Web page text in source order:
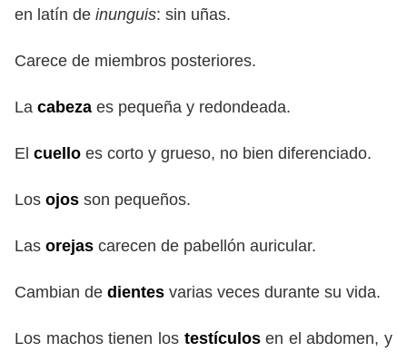
en latín de inunguis: sin uñas.
Carece de miembros posteriores.
La cabeza es pequeña y redondeada.
El cuello es corto y grueso, no bien diferenciado.
Los ojos son pequeños.
Las orejas carecen de pabellón auricular.
Cambian de dientes varias veces durante su vida.
Los machos tienen los testículosen el abdomen, y